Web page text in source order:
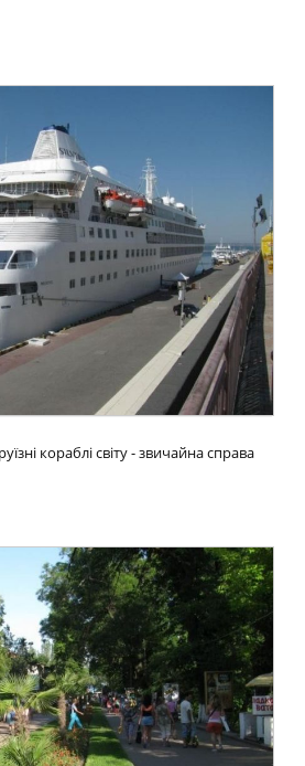
кораблі світу - звичайна справа